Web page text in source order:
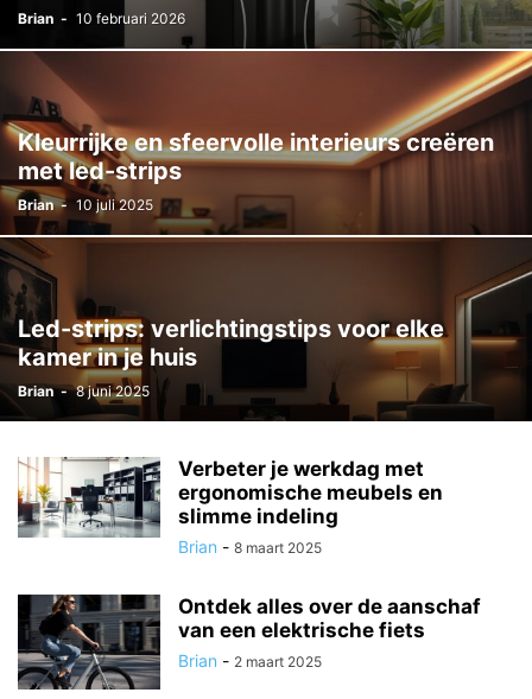
Brian - 10 februari 2026
Kleurrijke en sfeervolle interieurs creëren
met led-strips
Brian - 10 juli 2025
Led-strips: verlichtingstips voor elke
kamer in je huis
Brian - 8 juni 2025
Verbeter je werkdag met
ergonomische meubels en
slimme indeling
Brian - 8 maart 2025
Ontdek alles over de aanschaf
van een elektrische fiets
Brian - 2 maart 2025